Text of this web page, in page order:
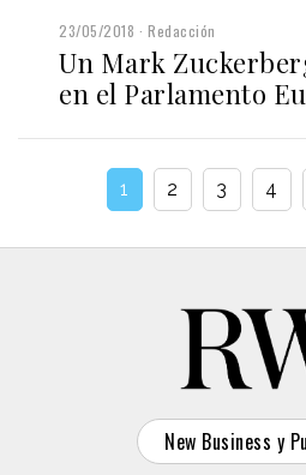
23/05/2018 Redacción
Un Mark
en el Parlamento
1 2 3 4
New Business y